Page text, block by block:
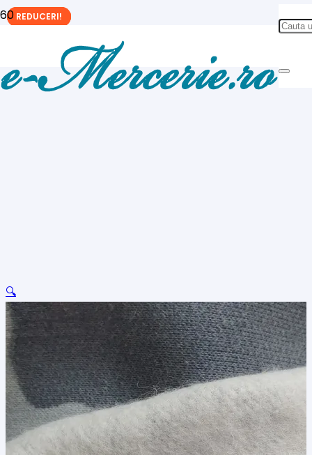
🔍
REDUCERI!
REDUCERI!
REDUCERI!